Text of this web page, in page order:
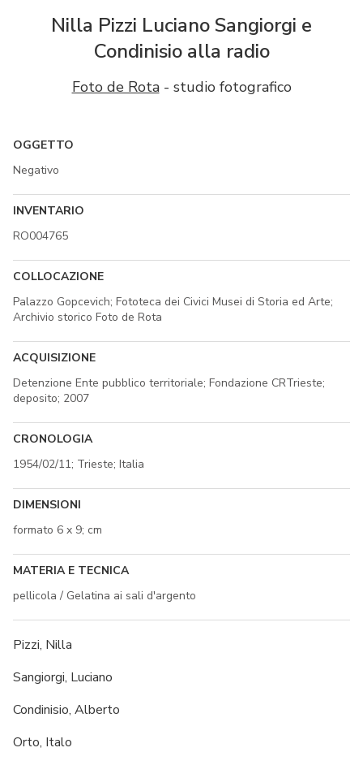
Nilla Pizzi Luciano Sangiorgi e
Condinisio alla radio
Foto de Rota- studio fotografico
OGGETTO
Negativo
INVENTARIO
RO004765
COLLOCAZIONE
Palazzo Gopcevich; Fototeca dei Civici Musei di Storia ed Arte;
Archivio storico Foto de Rota
ACQUISIZIONE
Detenzione Ente pubblico territoriale; Fondazione CRTrieste;
deposito; 2007
CRONOLOGIA
1954/02/11; Trieste; Italia
DIMENSIONI
formato 6 x 9; cm
MATERIA E TECNICA
pellicola / Gelatina ai sali d'argento
Pizzi, Nilla
Sangiorgi, Luciano
Condinisio, Alberto
Orto, Italo